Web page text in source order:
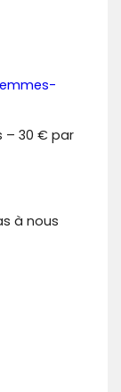
– 30 € par
à nous